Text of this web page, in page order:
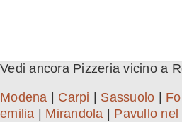
Vedi ancora Pizzeria vicino a
Modena Carpi Sassuolo
emilia
Mirandola Pavullo